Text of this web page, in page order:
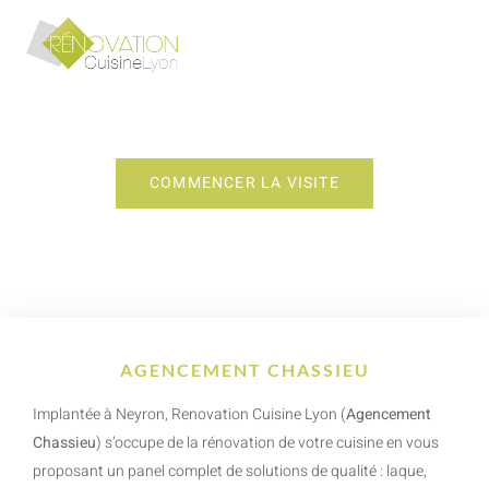
COMMENCER LA VISITE
AGENCEMENT CHASSIEU
Implantée à Neyron, Renovation Cuisine Lyon (Agencement
Chassieu) s’occupe de la rénovation de votre cuisine en vous
proposant un panel complet de solutions de qualité : laque,